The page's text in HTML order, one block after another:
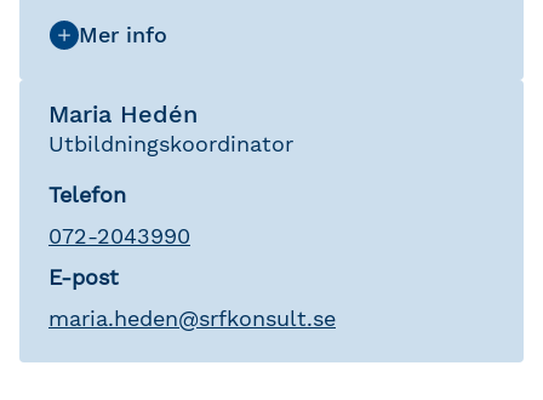
Maria Hedén
Utbildningskoordinator
Telefon
072-2043990
E-post
maria.heden@srfkonsult.se